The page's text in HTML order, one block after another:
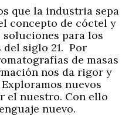
que la industria sepa
concepto de cóctel y
soluciones para los
del siglo 21. Por
de masas
nos da rigor y
nuevos
el nuestro. Con ello
nuevo.